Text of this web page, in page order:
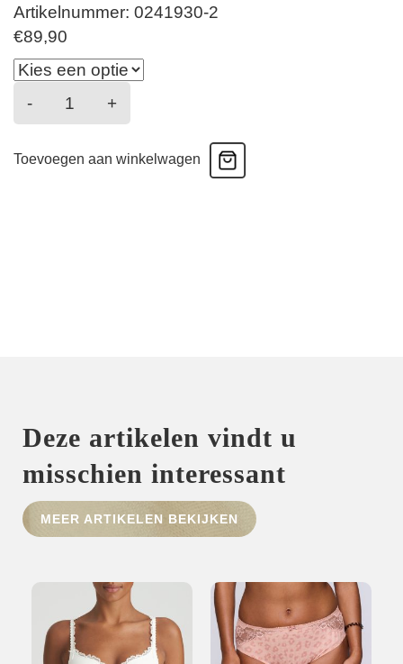
HOME
SHOP
MERKEN
NIEUWS
Artikelnummer: 0241930-2
€89,90
-
East
Bh
+
Toevoegen aan winkelwagen
Deze artikelen vindt u
misschien interessant
MEER ARTIKELEN BEKIJKEN